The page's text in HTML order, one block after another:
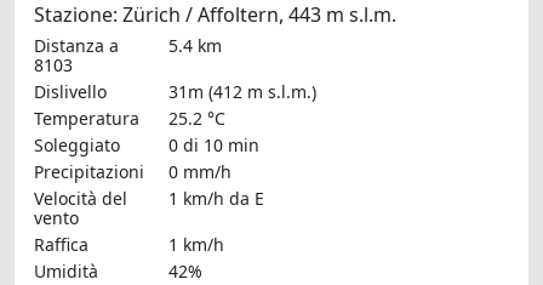
Stazione: Zürich / Affoltern, 443 m s.l.m.
Distanza a
8103
5.4 km
Dislivello
31m (412 m s.l.m.)
Temperatura
25.2 °C
Soleggiato
0 di 10 min
Precipitazioni
0 mm/h
Velocità del
vento
1 km/h da E
Raffica
1 km/h
Umidità
42%